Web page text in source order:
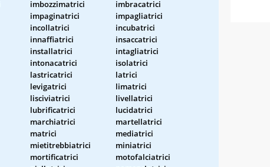
imbozzimatrici
imbracatrici
impaginatrici
impagliatrici
incollatrici
incubatrici
innaffiatrici
insaccatrici
installatrici
intagliatrici
intonacatrici
isolatrici
lastricatrici
latrici
levigatrici
limatrici
lisciviatrici
livellatrici
lubrificatrici
lucidatrici
marchiatrici
martellatrici
matrici
mediatrici
mietitrebbiatrici
miniatrici
mortificatrici
motofalciatrici